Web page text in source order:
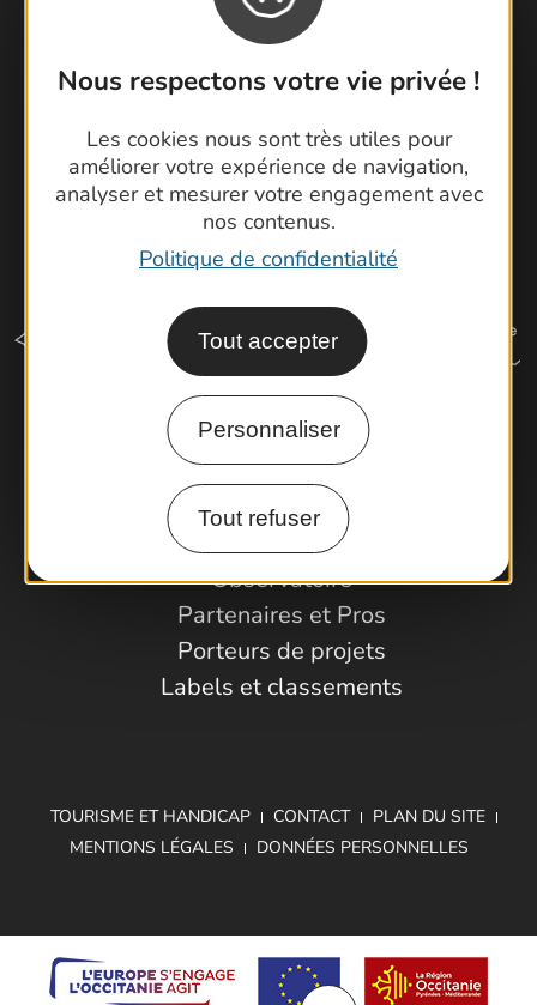
Nous respectons votre vie privée !
Les cookies nous sont très utiles pour
améliorer votre expérience de navigation,
analyser et mesurer votre engagement avec
nos contenus.
Politique de confidentialité
Tout accepter
Personnaliser
Tout refuser
Cartoguides et Topoguides
Latitude Gard
Espace Pro
Observatoire
Partenaires et Pros
Porteurs de projets
Labels et classements
TOURISME ET HANDICAP CONTACT
PLAN DU SITE
MENTIONS LÉGALES
DONNÉES PERSONNELLES